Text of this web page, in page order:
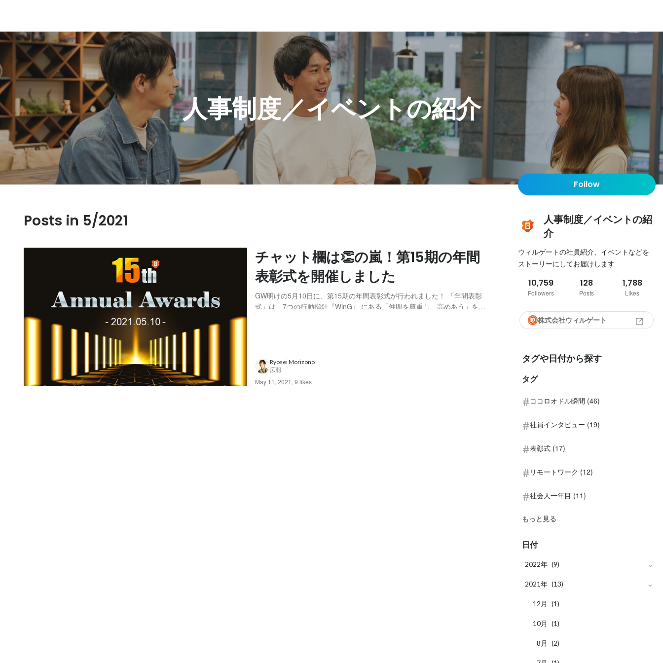
人事制度／イベントの紹介
Posts in 5/2021
チャット欄は👏の嵐！第15期の年間
表彰式を開催しました
GW明けの5月10日に、第15期の年間表彰式が行われました！ 「年間表彰
式」は、7つの行動指針『WinG』 にある「仲間を尊重し、高めあう」を目
Ryosei Morizono
広報
May 11, 2021 , 9 likes
Follow
人事制度／イベントの紹
介
ウィルゲートの社員紹介、イベントなどを
ストーリーにしてお届けします
10,759
Followers
128
Posts
1,788
Likes
株式会社ウィルゲート
タグや日付から探す
タグ
ココロオドル瞬間 (46)
社員インタビュー (19)
表彰式 (17)
リモートワーク (12)
社会人一年目 (11)
もっと見る
日付
2022年 (9)
12月 (1)
11 月 (1)
10月 (1)
9 月 (1)
2021年 (13)
12 月 (1)
10月 (1)
8 月 (2)